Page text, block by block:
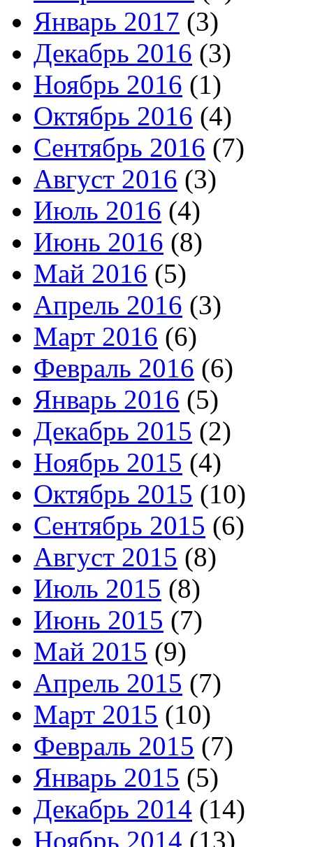
Январь 2017 (3)
Декабрь 2016 (3)
Ноябрь 2016 (1)
Октябрь 2016 (4)
Сентябрь 2016 (7)
Август 2016 (3)
Июль 2016 (4)
Июнь 2016 (8)
Май 2016 (5)
Апрель 2016 (3)
Март 2016 (6)
Февраль 2016 (6)
Январь 2016 (5)
Декабрь 2015 (2)
Ноябрь 2015 (4)
Октябрь 2015 (10)
Сентябрь 2015 (6)
Август 2015 (8)
Июль 2015 (8)
Июнь 2015 (7)
Май 2015 (9)
Апрель 2015 (7)
Март 2015 (10)
Февраль 2015 (7)
Январь 2015 (5)
Декабрь 2014 (14)
Ноябрь 2014 (13)